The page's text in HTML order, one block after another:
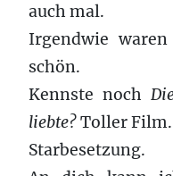
auch mal.
Irgendwie
schön.
Kennste noch
liebte?Toller Film.
Starbesetzung.